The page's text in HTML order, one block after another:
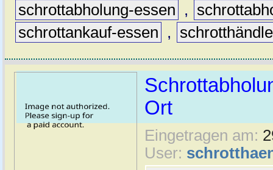
schrottabholung-essen
,
schrottankauf-essen
,
Ort
Eingetragen am:
User: